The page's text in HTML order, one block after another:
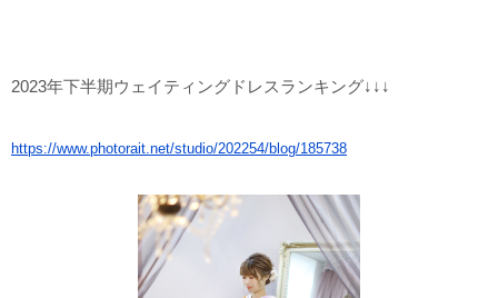
2023年下半期ウェイティングドレスランキング↓↓↓
https://www.photorait.net/studio/202254/blog/185738